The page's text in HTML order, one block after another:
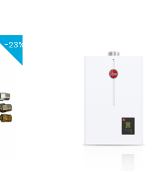
-23%